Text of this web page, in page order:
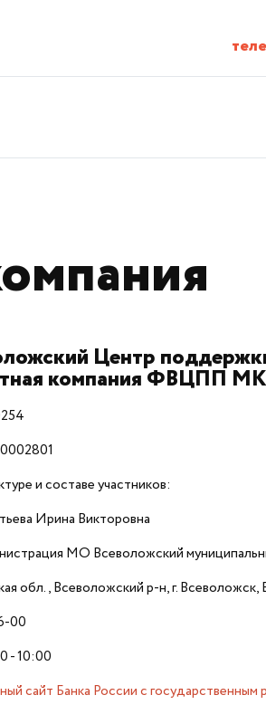
Центр
компанияФВЦПП
и составе участников:
Ирина Викторовна
МО Всеволожский
обл., Всеволожский р-н, г.
00
- 10:00
сайт Банка России с